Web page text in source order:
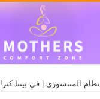
نظام المنتسوري | في بيتنا كنز!